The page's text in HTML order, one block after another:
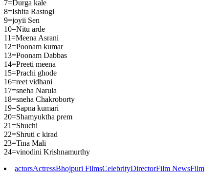
7=Durga kale
8=Ishita Rastogi
9=joyii Sen
10=Nitu arde
11=Meena Asrani
12=Poonam kumar
13=Poonam Dabbas
14=Preeti meena
15=Prachi ghode
16=reet vidhani
17=sneha Narula
18=sneha Chakroborty
19=Sapna kumari
20=Shamyuktha prem
21=Shuchi
22=Shruti c kirad
23=Tina Mali
24=vinodini Krishnamurthy
actorsActressBhojpuri FilmsCelebrityDirectorFilm NewsFilm